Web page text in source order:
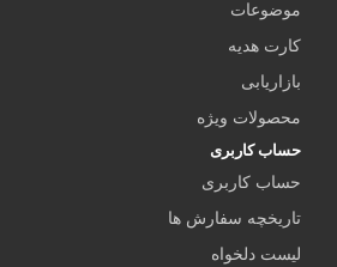
موضوعات
کارت هدیه
بازاریابی
محصولات ویژه
حساب کاربری
حساب کاربری
تاریخچه سفارش ها
لیست دلخواه